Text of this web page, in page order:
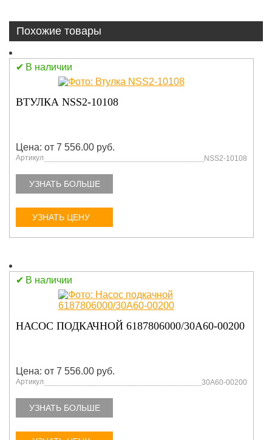
Похожие товары
В наличии
ВТУЛКА NSS2-10108
Цена: от 7 556.00 руб.
Артикул NSS2-10108
УЗНАТЬ БОЛЬШЕ
УЗНАТЬ ЦЕНУ
В наличии
НАСОС ПОДКАЧНОЙ 6187806000/30A60-00200
Цена: от 7 556.00 руб.
Артикул 30A60-00200
УЗНАТЬ БОЛЬШЕ